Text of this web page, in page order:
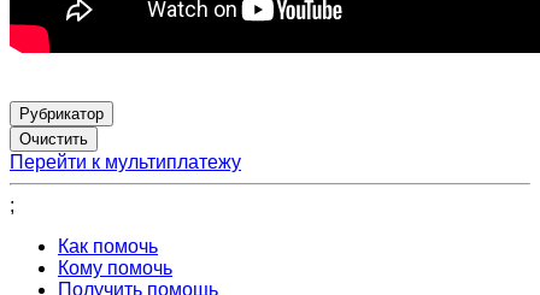
Рубрикатор
Перейти к мультиплатежу
;
Как помочь
Кому помочь
Получить помощь